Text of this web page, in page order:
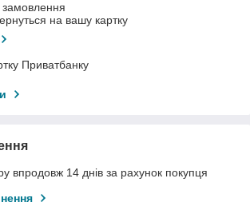
на вашу картку
Приватбанку
впродовж 14 днів за рахунок покупця